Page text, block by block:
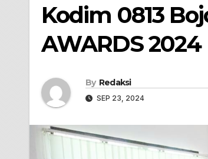
Kodim 0813
AWARDS 2024
By Redaksi
SEP 23, 2024